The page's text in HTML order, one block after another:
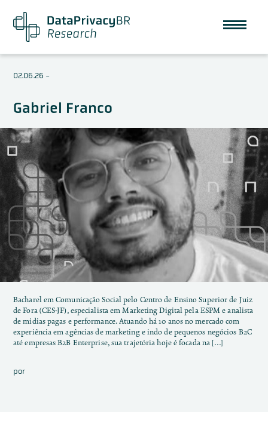
02.06.26 -
Gabriel Franco
Bacharel em Comunicação Social pelo Centro de Ensino Superior de Juiz
de Fora (CES-JF), especialista em Marketing Digital pela ESPM e analista
de mídias pagas e performance. Atuando há 10 anos no mercado com
experiência em agências de marketing e indo de pequenos negócios B2C
até empresas B2B Enterprise, sua trajetória hoje é focada na […]
por